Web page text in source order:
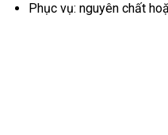
Phục vụ: nguyên chất